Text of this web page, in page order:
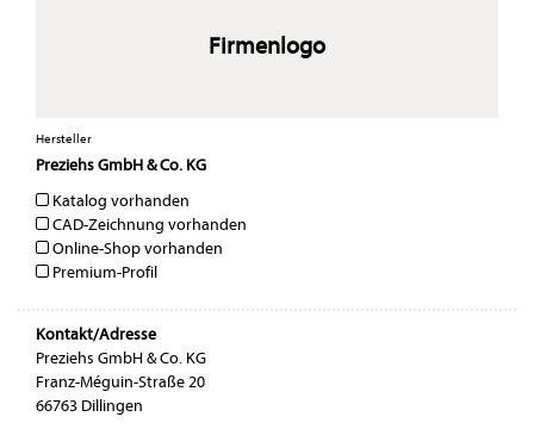
Firmenlogo
Hersteller
Preziehs GmbH & Co. KG
Katalog vorhanden
CAD-Zeichnung vorhanden
Online-Shop vorhanden
Premium-Profil
Kontakt/Adresse
Preziehs GmbH & Co. KG
Franz-Méguin-Straße 20
66763 Dillingen